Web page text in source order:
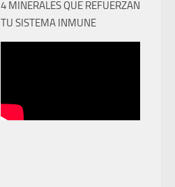
4 MINERALES QUE REFUERZAN
TU SISTEMA INMUNE